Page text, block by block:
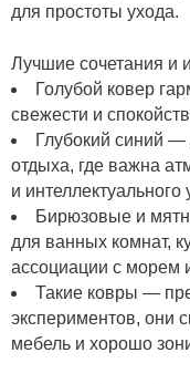
для простоты ухода.
Лучшие сочетания и
Голубой ковер
свежести и
Глубокий синий —
отдыха, где важна
и интеллектуального
Бирюзовые и
для ванных комнат,
ассоциации с морем
Такие ковры —
экспериментов, они
мебель и хорошо